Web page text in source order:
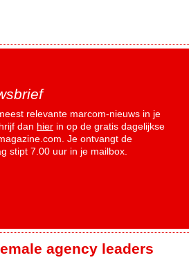
relevante marcom-nieuws in je
dan hier in op de gratis dagelijkse
Je ontvangt de
stipt 7.00 uur in je mailbox.
agency leaders